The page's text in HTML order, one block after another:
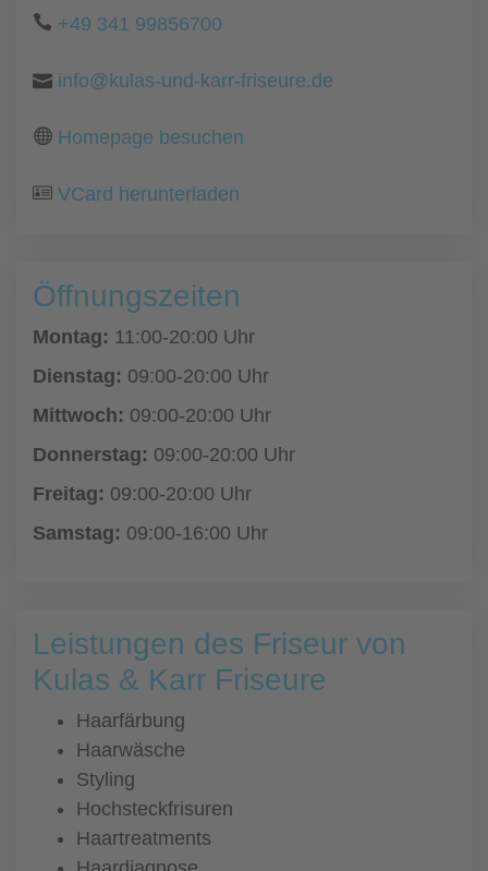
+49 341 99856700
info@kulas-und-karr-friseure.de
Homepage besuchen
VCard herunterladen
Öffnungszeiten
Montag: 11:00-20:00 Uhr
Dienstag: 09:00-20:00 Uhr
Mittwoch: 09:00-20:00 Uhr
Donnerstag: 09:00-20:00 Uhr
Freitag: 09:00-20:00 Uhr
Samstag: 09:00-16:00 Uhr
Leistungen des Friseur von
Kulas & Karr Friseure
Haarfärbung
Haarwäsche
Styling
Hochsteckfrisuren
Haartreatments